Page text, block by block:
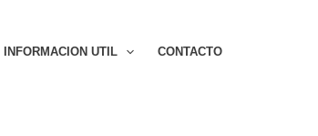
INFORMACION UTIL CONTACTO